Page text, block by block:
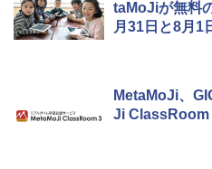
taMoJiが無料
月31日と8月1
MetaMoJi、
Ji ClassRoom